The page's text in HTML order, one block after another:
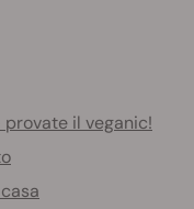
il veganic!